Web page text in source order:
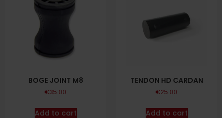
BOGE JOINT M8
€35.00
Add to cart
TENDON HD CARDAN
€25.00
Add to cart